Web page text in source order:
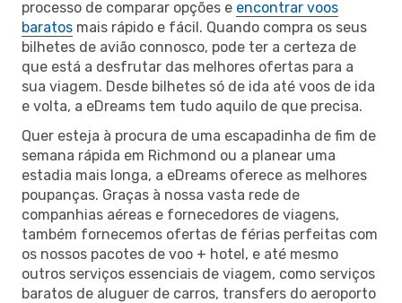
processo de comparar opções e encontrar voos
baratos mais rápido e fácil. Quando compra os seus
bilhetes de avião connosco, pode ter a certeza de
que está a desfrutar das melhores ofertas para a
sua viagem. Desde bilhetes só de ida até voos de ida
e volta, a eDreams tem tudo aquilo de que precisa.
Quer esteja à procura de uma escapadinha de fim de
semana rápida em Richmond ou a planear uma
estadia mais longa, a eDreams oferece as melhores
poupanças. Graças à nossa vasta rede de
companhias aéreas e fornecedores de viagens,
também fornecemos ofertas de férias perfeitas com
os nossos pacotes de voo + hotel, e até mesmo
outros serviços essenciais de viagem, como serviços
baratos de aluguer de carros, transfers do aeroporto